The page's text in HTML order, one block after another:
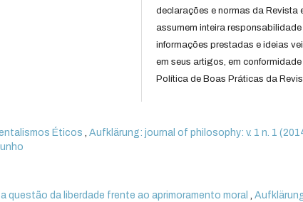
declarações e normas da Revista
assumem inteira responsabilidade
informações prestadas e ideias
em seus artigos, em
Política de Boas Práticas da
Éticos,Aufklärung: journal of philosophy: v. 1 n. 1
questão da liberdade frente ao aprimoramento moral,